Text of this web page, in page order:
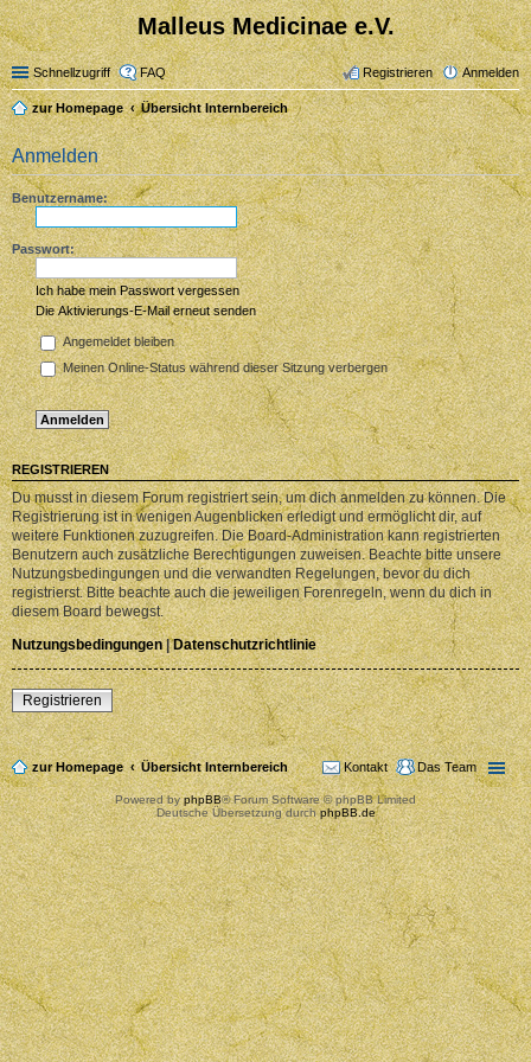
Malleus Medicinae e.V.
Schnellzugriff FAQ Anmelden
Registrieren
zur Homepage Übersicht Internbereich
Anmelden
Benutzername:
Passwort:
Ich habe mein Passwort vergessen
Die Aktivierungs-E-Mail erneut senden
Angemeldet bleiben
Meinen Online-Status während dieser Sitzung verbergen
REGISTRIEREN
Du musst in diesem Forum registriert sein, um dich anmelden zu können. Die
Registrierung ist in wenigen Augenblicken erledigt und ermöglicht dir, auf
weitere Funktionen zuzugreifen. Die Board-Administration kann registrierten
Benutzern auch zusätzliche Berechtigungen zuweisen. Beachte bitte unsere
Nutzungsbedingungen und die verwandten Regelungen, bevor du dich
registrierst. Bitte beachte auch die jeweiligen Forenregeln, wenn du dich in
diesem Board bewegst.
Nutzungsbedingungen|Datenschutzrichtlinie
Registrieren
zur Homepage Übersicht Internbereich Das Team
Kontakt
Powered byphpBB® Forum Software © phpBB Limited
Deutsche Übersetzung durchphpBB.de